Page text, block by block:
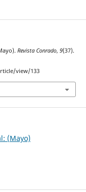
Revista Conrado, 9(37).
view/133
(Mayo)